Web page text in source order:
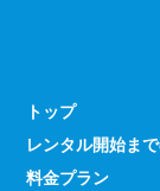
過去に発生し
からスマホの
うな連絡手段
るものです。
にご契約いた
トップ
レンタル開始ま
料金プラン